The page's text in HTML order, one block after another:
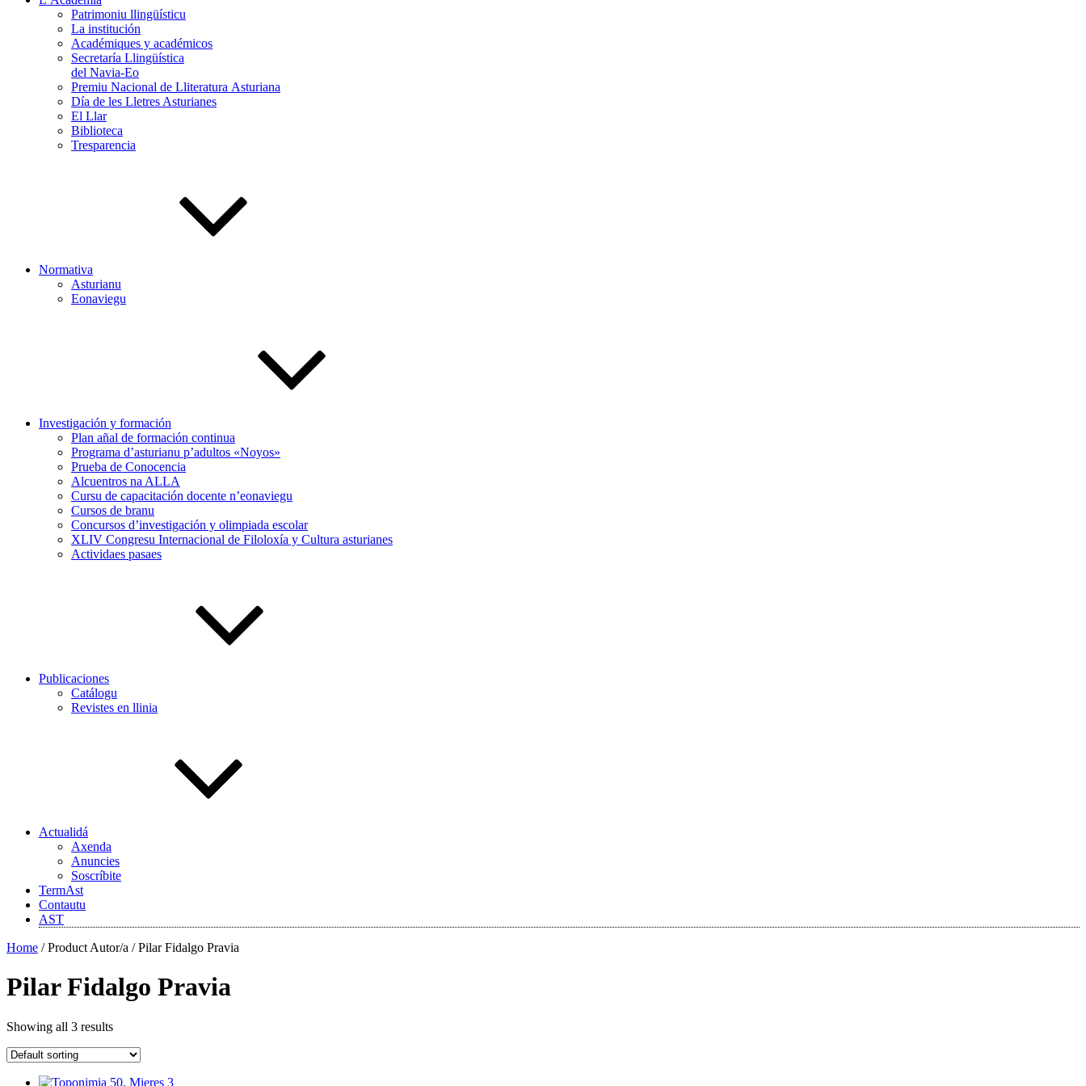
Patrimoniu llingüísticu
La institución
Académiques y académicos
Secretaría Llingüística
del Navia-Eo
Premiu Nacional de Lliteratura Asturiana
Día de les Lletres Asturianes
El Llar
Biblioteca
Tresparencia
Normativa
Asturianu
Eonaviegu
Investigación y formación
Plan añal de formación continua
Programa d’asturianu p’adultos «Noyos»
Prueba de Conocencia
Alcuentros na ALLA
Cursu de capacitación docente n’eonaviegu
Cursos de branu
Concursos d’investigación y olimpiada escolar
XLIV Congresu Internacional de Filoloxía y Cultura asturianes
Actividaes pasaes
Publicaciones
Catálogu
Revistes en llinia
Actualidá
Axenda
Anuncies
Soscríbite
TermAst
Contautu
AST
Home / Product Autor/a / Pilar Fidalgo Pravia
Pilar Fidalgo Pravia
Showing all 3 results